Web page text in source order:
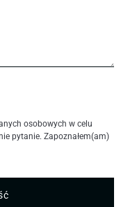
osobowych w celu
pytanie. Zapoznałem(am)